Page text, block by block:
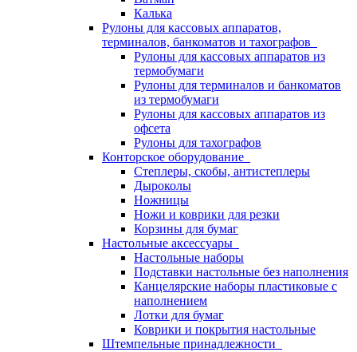
Калька
Рулоны для кассовых аппаратов,
терминалов, банкоматов и тахографов
Рулоны для кассовых аппаратов из
термобумаги
Рулоны для терминалов и банкоматов
из термобумаги
Рулоны для кассовых аппаратов из
офсета
Рулоны для тахографов
Конторское оборудование
Степлеры, скобы, антистеплеры
Дыроколы
Ножницы
Ножи и коврики для резки
Корзины для бумаг
Настольные аксессуары
Настольные наборы
Подставки настольные без наполнения
Канцелярские наборы пластиковые с
наполнением
Лотки для бумаг
Коврики и покрытия настольные
Штемпельные принадлежности